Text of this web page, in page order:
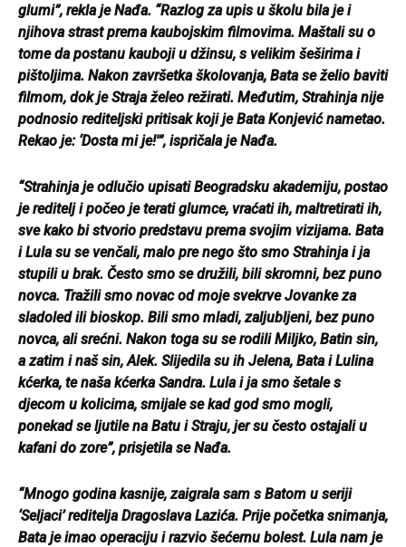
glumi”, rekla je Nađa. “Razlog za upis u školu bila je i
njihova strast prema kaubojskim filmovima. Maštali su o
tome da postanu kauboji u džinsu, s velikim šeširima i
pištoljima. Nakon završetka školovanja, Bata se želio baviti
filmom, dok je Straja želeo režirati. Međutim, Strahinja nije
podnosio rediteljski pritisak koji je Bata Konjević nametao.
Rekao je: ‘Dosta mi je!'”, ispričala je Nađa.
“Strahinja je odlučio upisati Beogradsku akademiju, postao
je reditelj i počeo je terati glumce, vraćati ih, maltretirati ih,
sve kako bi stvorio predstavu prema svojim vizijama. Bata
i Lula su se venčali, malo pre nego što smo Strahinja i ja
stupili u brak. Često smo se družili, bili skromni, bez puno
novca. Tražili smo novac od moje svekrve Jovanke za
sladoled ili bioskop. Bili smo mladi, zaljubljeni, bez puno
novca, ali srećni. Nakon toga su se rodili Miljko, Batin sin,
a zatim i naš sin, Alek. Slijedila su ih Jelena, Bata i Lulina
kćerka, te naša kćerka Sandra. Lula i ja smo šetale s
djecom u kolicima, smijale se kad god smo mogli,
ponekad se ljutile na Batu i Straju, jer su često ostajali u
kafani do zore”, prisjetila se Nađa.
“Mnogo godina kasnije, zaigrala sam s Batom u seriji
‘Seljaci’ reditelja Dragoslava Lazića. Prije početka snimanja,
Bata je imao operaciju i razvio šećernu bolest. Lula nam je